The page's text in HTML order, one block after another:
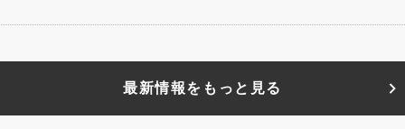
最新情報をもっと見る